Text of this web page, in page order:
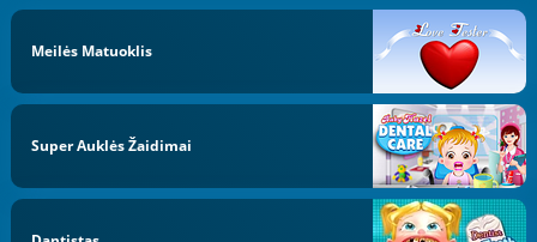
Meilės Matuoklis
Super Auklės Žaidimai